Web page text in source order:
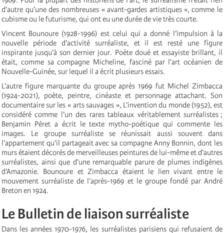
d’autre qu’une des nombreuses « avant-gardes artistiques », comme le
cubisme ou le futurisme, qui ont eu une durée de vie très courte.
Vincent Bounoure (1928-1996) est celui qui a donné l’impulsion à la
nouvelle période d’activité surréaliste, et il est resté une figure
inspirante jusqu’à son dernier jour. Poète doué et essayiste brillant, il
était, comme sa compagne Micheline, fasciné par l’art océanien de
Nouvelle-Guinée, sur lequel il a écrit plusieurs essais.
L’autre figure marquante du groupe après 1969 fut Michel Zimbacca
(1924-2021), poète, peintre, cinéaste et personnage attachant. Son
documentaire sur les « arts sauvages », L’invention du monde (1952), est
considéré comme l’un des rares tableaux véritablement surréalistes ;
Benjamin Péret a écrit le texte mytho-poétique qui commente les
images. Le groupe surréaliste se réunissait aussi souvent dans
l’appartement qu’il partageait avec sa compagne Anny Bonnin, dont les
murs étaient décorés de merveilleuses peintures de lui-même et d’autres
surréalistes, ainsi que d’une remarquable parure de plumes indigènes
d’Amazonie. Bounoure et Zimbacca étaient le lien vivant entre le
mouvement surréaliste de l’après-1969 et le groupe fondé par André
Breton en 1924.
Le Bulletin de liaison surréaliste
Dans les années 1970-1976, les surréalistes parisiens qui refusaient de